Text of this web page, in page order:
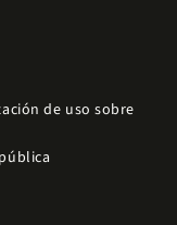
de uso sobre